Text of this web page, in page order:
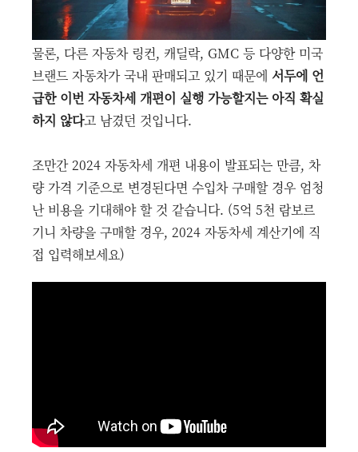
물론, 다른 자동차 링컨, 캐딜락, GMC 등 다양한 미국
브랜드 자동차가 국내 판매되고 있기 때문에 서두에 언
급한 이번 자동차세 개편이 실행 가능할지는 아직 확실
하지 않다고 남겼던 것입니다.
조만간 2024 자동차세 개편 내용이 발표되는 만큼, 차
량 가격 기준으로 변경된다면 수입차 구매할 경우 엄청
난 비용을 기대해야 할 것 같습니다. (5억 5천 람보르
기니 차량을 구매할 경우, 2024 자동차세 계산기에 직
접 입력해보세요)